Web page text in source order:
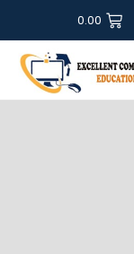
0.00